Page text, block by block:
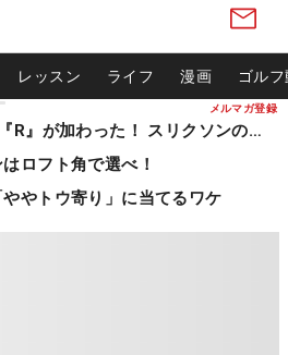
メルマガ登録
レッスン ライフ 漫画 ゴル
『4』が消え『R』が加わった！ スリクソンの新作
ロフト角で選べ！
やトウ寄り」に当てるワケ